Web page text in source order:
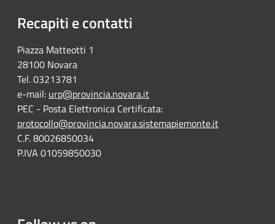
Recapiti e contatti
Piazza Matteotti 1
28100 Novara
Tel. 03213781
e-mail: urp@provincia.novara.it
PEC - Posta Elettronica Certificata:
protocollo@provincia.novara.sistemapiemonte.it
C.F. 80026850034
P.IVA 01059850030